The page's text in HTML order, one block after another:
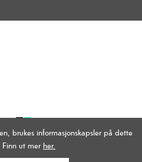
brukes informasjonskapsler på dette
Finn ut mer her.